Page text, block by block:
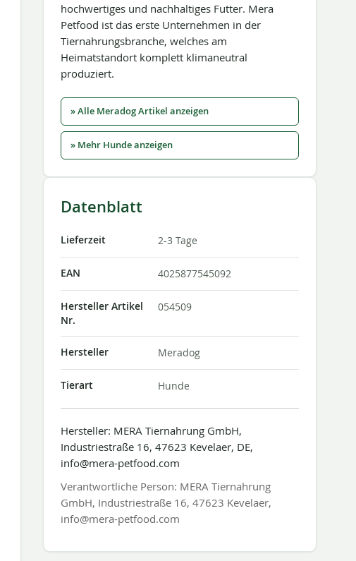
hochwertiges und nachhaltiges Futter. Mera
Petfood ist das erste Unternehmen in der
Tiernahrungsbranche, welches am
Heimatstandort komplett klimaneutral
produziert.
» Alle Meradog Artikel anzeigen
» Mehr Hunde anzeigen
Datenblatt
Lieferzeit 2-3 Tage
EAN 4025877545092
Hersteller Artikel
Nr.
054509
Hersteller Meradog
Tierart Hunde
Hersteller: MERA Tiernahrung GmbH,
Industriestraße 16, 47623 Kevelaer, DE,
info@mera-petfood.com
Verantwortliche Person: MERA Tiernahrung
GmbH, Industriestraße 16, 47623 Kevelaer,
info@mera-petfood.com